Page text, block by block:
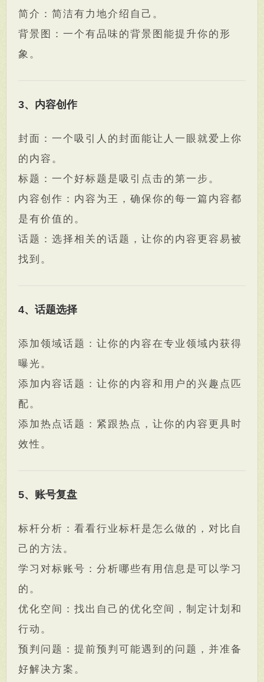
简介：简洁有力地介绍自己。
背景图：一个有品味的背景图能提升你的形
象。
3、内容创作
封面：一个吸引人的封面能让人一眼就爱上你
的内容。
标题：一个好标题是吸引点击的第一步。
内容创作：内容为王，确保你的每一篇内容都
是有价值的。
话题：选择相关的话题，让你的内容更容易被
找到。
4、话题选择
添加领域话题：让你的内容在专业领域内获得
曝光。
添加内容话题：让你的内容和用户的兴趣点匹
配。
添加热点话题：紧跟热点，让你的内容更具时
效性。
5、账号复盘
标杆分析：看看行业标杆是怎么做的，对比自
己的方法。
学习对标账号：分析哪些有用信息是可以学习
的。
优化空间：找出自己的优化空间，制定计划和
行动。
预判问题：提前预判可能遇到的问题，并准备
好解决方案。